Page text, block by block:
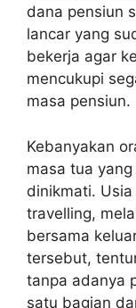
dana pensiun
lancar yang
bekerja agar
mencukupi
masa pensiun.
Kebanyakan
masa tua
dinikmati.
travelling,
bersama
tersebut,
tanpa adanya
satu bagian